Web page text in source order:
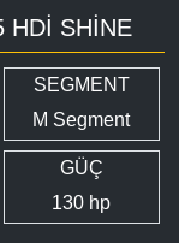
HDI SHINE
SEGMENT
M Segment
GÜÇ
130 hp